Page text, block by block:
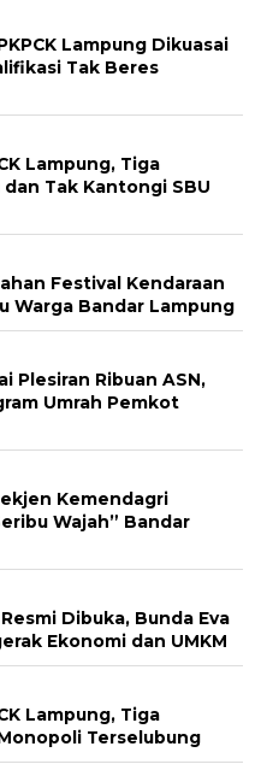
Lampung Dikuasai
Tak Beres
Lampung, Tiga
Tak Kantongi SBU
Festival Kendaraan
Warga Bandar Lampung
Plesiran Ribuan ASN,
Umrah Pemkot
Kemendagri
Wajah” Bandar
Dibuka, Bunda Eva
Ekonomi dan UMKM
Lampung, Tiga
Terselubung